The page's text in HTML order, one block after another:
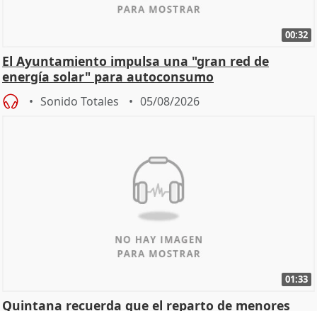
00:32
El Ayuntamiento impulsa una "gran red de
energía solar" para autoconsumo
Sonido Totales 05/08/2026
01:33
Quintana recuerda que el reparto de menores